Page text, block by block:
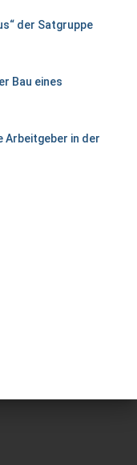
der Satgruppe
Bau eines
in der